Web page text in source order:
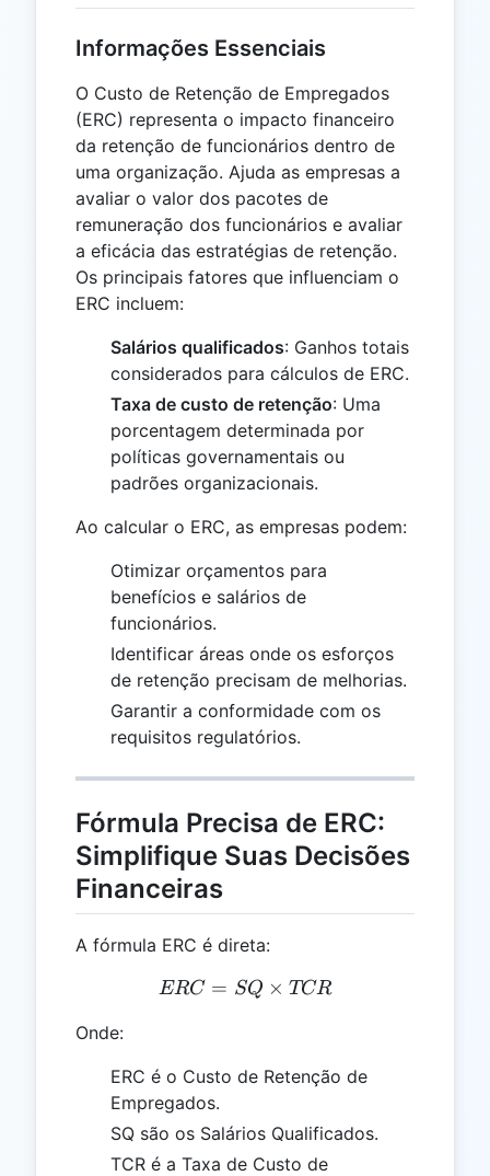
Informações Essenciais
O Custo de Retenção de Empregados
(ERC) representa o impacto financeiro
da retenção de funcionários dentro de
uma organização. Ajuda as empresas a
avaliar o valor dos pacotes de
remuneração dos funcionários e avaliar
a eficácia das estratégias de retenção.
Os principais fatores que influenciam o
ERC incluem:
Salários qualificados: Ganhos totais
considerados para cálculos de ERC.
Taxa de custo de retenção: Uma
porcentagem determinada por
políticas governamentais ou
padrões organizacionais.
Ao calcular o ERC, as empresas podem:
Otimizar orçamentos para
benefícios e salários de
funcionários.
Identificar áreas onde os esforços
de retenção precisam de melhorias.
Garantir a conformidade com os
requisitos regulatórios.
Fórmula Precisa de ERC:
Simplifique Suas Decisões
Financeiras
A fórmula ERC é direta:
ERC = SQ \times TCR
ERC = SQ × TCR
Onde:
ERC é o Custo de Retenção de
Empregados.
SQ são os Salários Qualificados.
TCR é a Taxa de Custo de